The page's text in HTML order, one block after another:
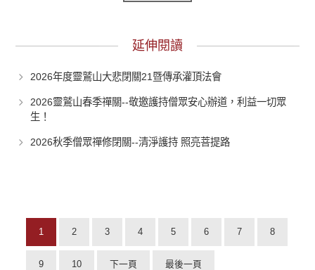
延伸閱讀
2026年度靈鷲山大悲閉關21暨傳承灌頂法會
2026靈鷲山春季禪關--敬邀護持僧眾安心辦道，利益一切眾
生！
2026秋季僧眾禪修閉關--清淨護持 照亮菩提路
1 2 3 4 5 6 7 8
9 10 下一頁 最後一頁